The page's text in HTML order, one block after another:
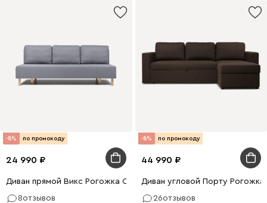
-8% по промокоду
24 990
Диван прямой Викс Рогожка Серый
8отзывов
-8% по промокоду
44 990
Диван угловой Порту Рогожка
26отзывов